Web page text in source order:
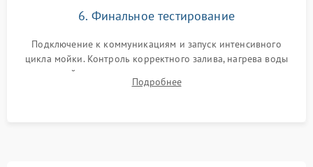
6. Финальное тестирование
Подключение к коммуникациям и запуск интенсивного
цикла мойки. Контроль корректного залива, нагрева воды
до нужной температуры, отсутствия посторонних шумов,
штатного слива и абсолютной сухости в поддоне.
Подробнее